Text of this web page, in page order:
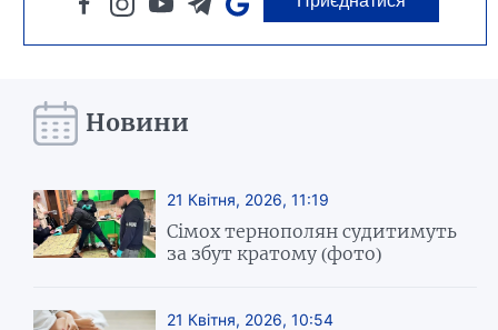
Новини
21 Квітня, 2026, 11:19
Сімох тернополян судитимуть
за збут кратому (фото)
21 Квітня, 2026, 10:54